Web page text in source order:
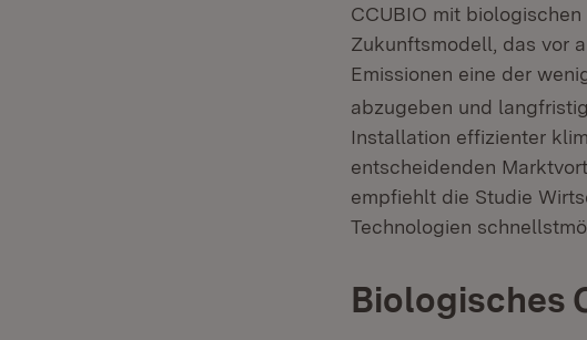
CCUBIO mit
Zukunftsmodell, das vor
Emissionen eine der
abzugeben und
Installation effizienter
entscheidenden
empfiehlt die Studie
Technologien
Biologisches